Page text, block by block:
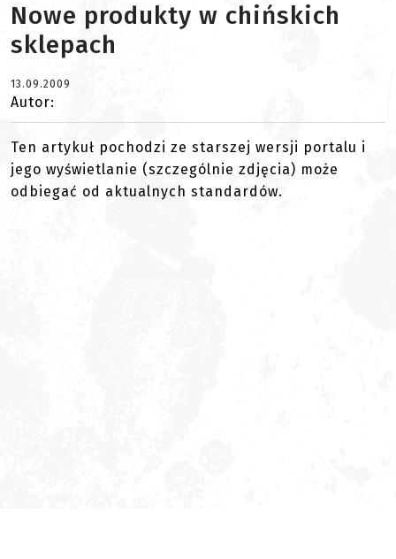
Nowe produkty w chińskich
sklepach
13.09.2009
Autor:
Ten artykuł pochodzi ze starszej wersji portalu i
jego wyświetlanie (szczególnie zdjęcia) może
odbiegać od aktualnych standardów.